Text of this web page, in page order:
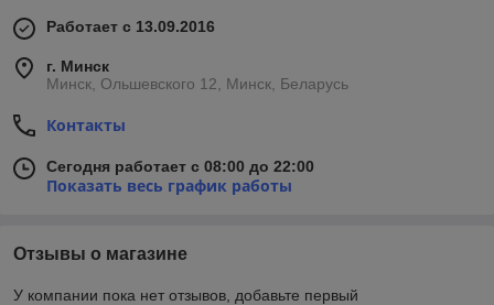
Работает с 13.09.2016
г. Минск
Минск, Ольшевского 12, Минск, Беларусь
Контакты
Сегодня работает с 08:00 до 22:00
Показать весь график работы
Отзывы о магазине
У компании пока нет отзывов, добавьте первый